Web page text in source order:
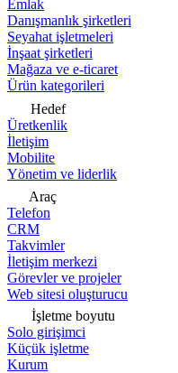
Emlak
Danışmanlık şirketleri
Seyahat işletmeleri
İnşaat şirketleri
Mağaza ve e-ticaret
Ürün kategorileri
Hedef
Üretkenlik
İletişim
Mobilite
Yönetim ve liderlik
Araç
Telefon
CRM
Takvimler
İletişim merkezi
Görevler ve projeler
Web sitesi oluşturucu
İşletme boyutu
Solo girişimci
Küçük işletme
Kurum